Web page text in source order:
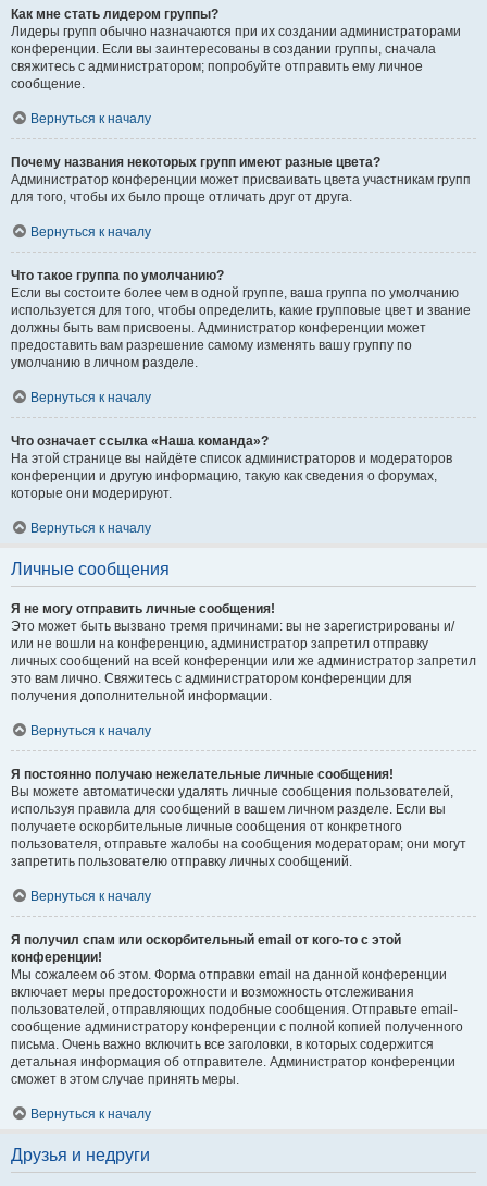
Как мне стать лидером группы?
Лидеры групп обычно назначаются при их создании администраторами
конференции. Если вы заинтересованы в создании группы, сначала
свяжитесь с администратором; попробуйте отправить ему личное
сообщение.
Вернуться к началу
Почему названия некоторых групп имеют разные цвета?
Администратор конференции может присваивать цвета участникам групп
для того, чтобы их было проще отличать друг от друга.
Вернуться к началу
Что такое группа по умолчанию?
Если вы состоите более чем в одной группе, ваша группа по умолчанию
используется для того, чтобы определить, какие групповые цвет и звание
должны быть вам присвоены. Администратор конференции может
предоставить вам разрешение самому изменять вашу группу по
умолчанию в личном разделе.
Вернуться к началу
Что означает ссылка «Наша команда»?
На этой странице вы найдёте список администраторов и модераторов
конференции и другую информацию, такую как сведения о форумах,
которые они модерируют.
Вернуться к началу
Личные сообщения
Я не могу отправить личные сообщения!
Это может быть вызвано тремя причинами: вы не зарегистрированы и/
или не вошли на конференцию, администратор запретил отправку
личных сообщений на всей конференции или же администратор запретил
это вам лично. Свяжитесь с администратором конференции для
получения дополнительной информации.
Вернуться к началу
Я постоянно получаю нежелательные личные сообщения!
Вы можете автоматически удалять личные сообщения пользователей,
используя правила для сообщений в вашем личном разделе. Если вы
получаете оскорбительные личные сообщения от конкретного
пользователя, отправьте жалобы на сообщения модераторам; они могут
запретить пользователю отправку личных сообщений.
Вернуться к началу
Я получил спам или оскорбительный email от кого-то с этой
конференции!
Мы сожалеем об этом. Форма отправки email на данной конференции
включает меры предосторожности и возможность отслеживания
пользователей, отправляющих подобные сообщения. Отправьте email-
сообщение администратору конференции с полной копией полученного
письма. Очень важно включить все заголовки, в которых содержится
детальная информация об отправителе. Администратор конференции
сможет в этом случае принять меры.
Вернуться к началу
Друзья и недруги